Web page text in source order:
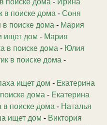
поиске дома - Ирина
в поиске дома - Соня
в поиске дома - Мария
ищет дом - Мария
в поиске дома - Юлия
в поиске дома -
ищет дом - Екатерина
дома - Екатерина
в поиске дома - Наталья
ищет дом - Виктория